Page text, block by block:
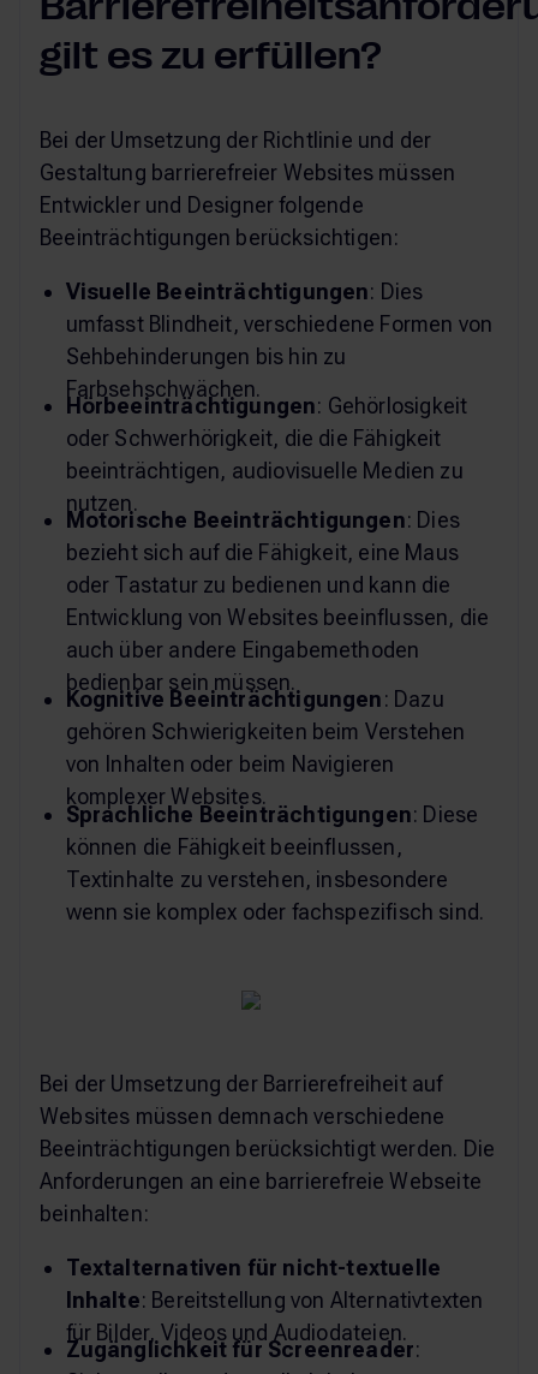
gilt es zu erfüllen?
Bei der Umsetzung der Richtlinie und der
Gestaltung barrierefreier Websites müssen
Entwickler und Designer folgende
Beeinträchtigungen berücksichtigen:
Visuelle Beeinträchtigungen: Dies
umfasst Blindheit, verschiedene Formen von
Sehbehinderungen bis hin zu
Farbsehschwächen.
Hörbeeinträchtigungen: Gehörlosigkeit
oder Schwerhörigkeit, die die Fähigkeit
beeinträchtigen, audiovisuelle Medien zu
nutzen.
Motorische Beeinträchtigungen: Dies
bezieht sich auf die Fähigkeit, eine Maus
oder Tastatur zu bedienen und kann die
Entwicklung von Websites beeinflussen, die
auch über andere Eingabemethoden
bedienbar sein müssen.
Kognitive Beeinträchtigungen: Dazu
gehören Schwierigkeiten beim Verstehen
von Inhalten oder beim Navigieren
komplexer Websites.
Sprachliche Beeinträchtigungen: Diese
können die Fähigkeit beeinflussen,
Textinhalte zu verstehen, insbesondere
wenn sie komplex oder fachspezifisch sind.
Bei der Umsetzung der Barrierefreiheit auf
Websites müssen demnach verschiedene
Beeinträchtigungen berücksichtigt werden. Die
Anforderungen an eine barrierefreie Webseite
beinhalten:
Textalternativen für nicht-textuelle
Inhalte: Bereitstellung von Alternativtexten
für Bilder, Videos und Audiodateien.
Zugänglichkeit für Screenreader: